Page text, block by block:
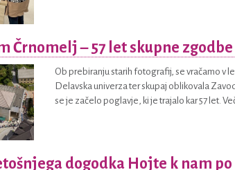
Črnomelj – 57 let skupne zgodbe
Ob prebiranju starih fotografij, se vračamo v
Delavska univerza ter skupaj oblikovala
se je začelo poglavje, ki je trajalo kar 57 let. Več
dogodka Hojte k nam